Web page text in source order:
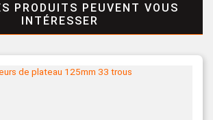
PRODUITS PEUVENT VOUS
INTÉRESSER